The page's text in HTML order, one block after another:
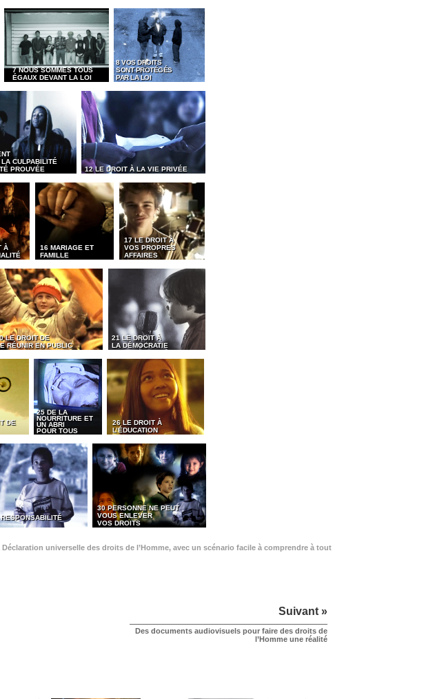
7 NOUS SOMMES TOUS
ÉGAUX DEVANT LA LOI
8 VOS DROITS
SONT PROTÉGÉS
PAR LA LOI
LA CULPABILITÉ
PROUVÉE
12 LE DROIT À LA VIE PRIVÉE
À
16 MARIAGE ET
FAMILLE
17 LE DROIT À
VOS PROPRES
AFFAIRES
LE DROIT DE
RÉUNIR EN PUBLIC
21 LE DROIT À
LA DÉMOCRATIE
DE
25 DE LA
NOURRITURE ET
UN ABRI
POUR TOUS
26 LE DROIT À
L’ÉDUCATION
30 PERSONNE NE PEUT
VOUS ENLEVER
VOS DROITS
universelle des droits de l’Homme, avec un scénario facile à comprendre à tout
Suivant »
Des documents audiovisuels pour faire des droits de
l’Homme une réalité